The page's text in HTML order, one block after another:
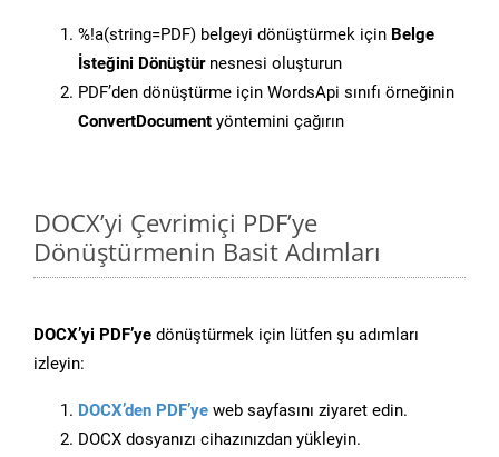
%!a(string=PDF) belgeyi dönüştürmek için Belge
İsteğini Dönüştürnesnesi oluşturun
PDF’den dönüştürme için WordsApi sınıfı örneğinin
ConvertDocument yöntemini çağırın
DOCX’yi Çevrimiçi PDF’ye
Dönüştürmenin Basit Adımları
DOCX’yi PDF’ye dönüştürmek için lütfen şu adımları
izleyin:
DOCX’den PDF’ye web sayfasını ziyaret edin.
DOCX dosyanızı cihazınızdan yükleyin.